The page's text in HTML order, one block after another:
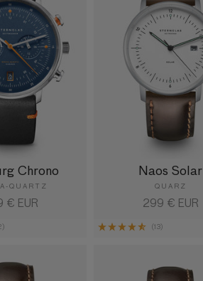
Chrono
QUARTZ
€ EUR
Naos Solar
QUARZ
Normaler
299 € EUR
(13)